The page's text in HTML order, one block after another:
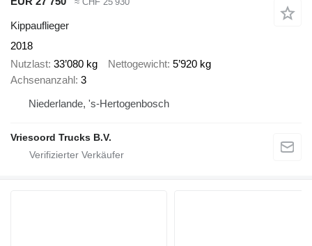
Kippauflieger
2018
Nutzlast 33’080 kg Nettogewicht 5’920 kg
Achsenanzahl 3
Niederlande, 's-Hertogenbosch
Vriesoord Trucks B.V.